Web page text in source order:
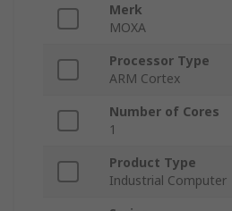
Merk
MOXA
Processor Type
ARM Cortex
Number of Cores
1
Product Type
Industrial Computer